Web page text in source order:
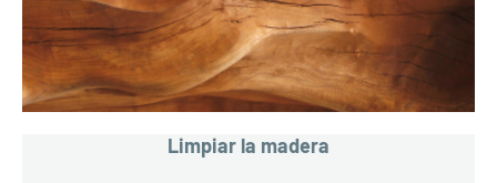
Limpiar la madera